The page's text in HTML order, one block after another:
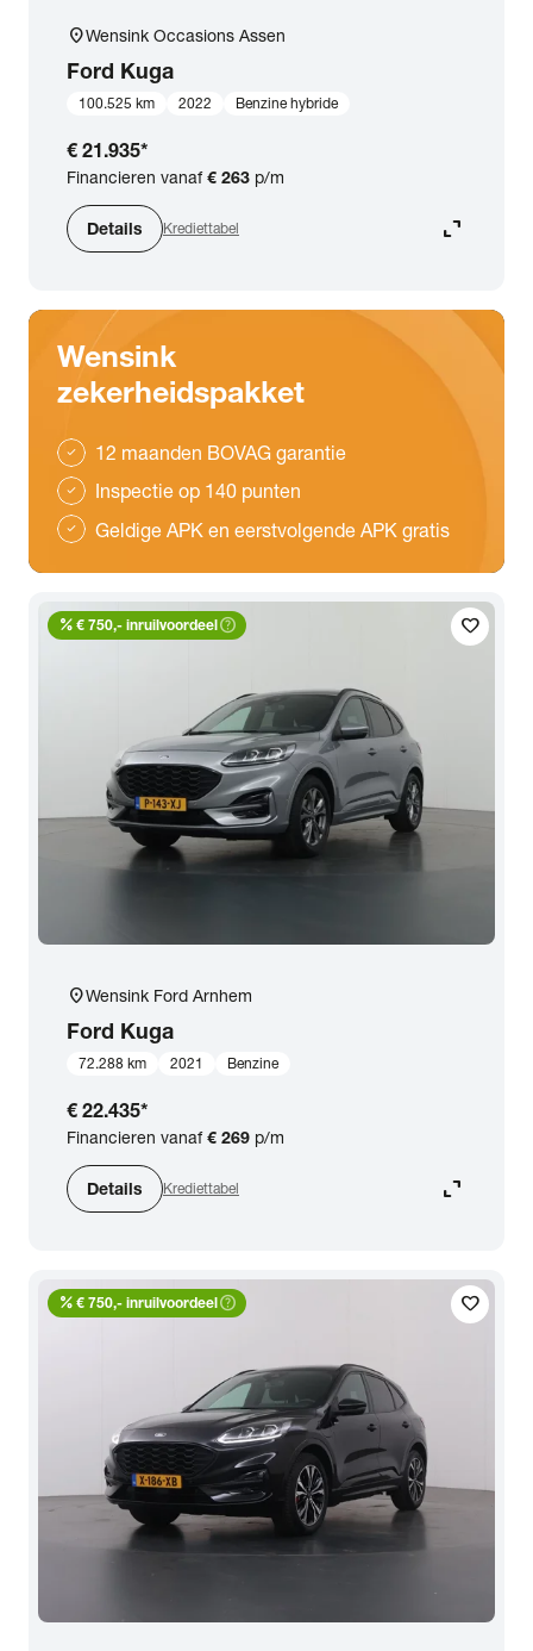
location_onWensink Occasions Assen
Ford Kuga
100.525 km 2022 Benzine hybride
€ 21.935*
Financieren vanaf€ 263 p/m
Details Krediettabel expand_content
Wensink
zekerheidspakket
check 12 maanden BOVAG garantie
check Inspectie op 140 punten
check Geldige APK en eerstvolgende APK gratis
favorite
percent € 750,- inruilvoordeelhelp_outline
location_onWensink Ford Arnhem
Ford Kuga
72.288 km 2021 Benzine
€ 22.435*
Financieren vanaf€ 269 p/m
Details Krediettabel expand_content
favorite
percent € 750,- inruilvoordeelhelp_outline